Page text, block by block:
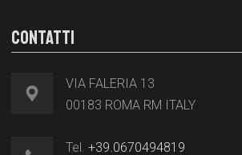
CONTATTI
VIA FALERIA 13
00183 ROMA RM ITALY
Tel. +39.0670494819